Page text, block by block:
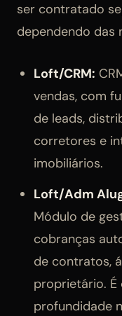
ser contratado
dependendo das
Loft/CRM:
vendas, com
de leads,
corretores e
imobiliários.
Loft/Adm
Módulo de
cobranças
de contratos,
proprietário.
profundidade